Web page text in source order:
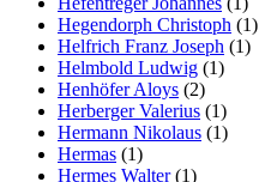
Hegendorph Christoph (1)
Helfrich Franz Joseph (1)
Helmbold Ludwig (1)
Henhöfer Aloys (2)
Herberger Valerius (1)
Hermann Nikolaus (1)
Hermas (1)
Hermes Walter(1)